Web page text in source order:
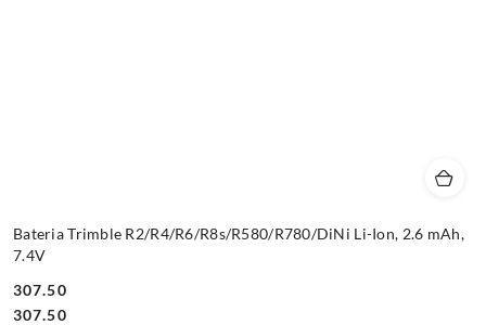
Bateria Trimble R2/R4/R6/R8s/R580/R780/DiNi Li-Ion, 2.6 mAh,
7.4V
Cena:
307.50
Cena:
307.50